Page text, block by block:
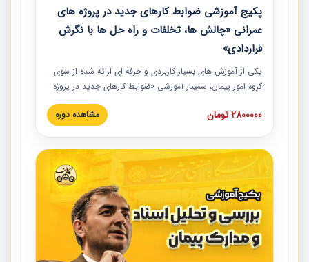
پکیج آموزشی ضوابط کارهای جدید در پروژه های
عمرانی «چالش ها، تخلفات و راه حل ها با نگرش
قراردادی»
یکی از آموزش‏‏‏‏‏‏ های بسیار کاربردی و حرفه‏ ای ارائه شده از سوی
گروه امور پیمان، سمینار آموزشی «ضوابط کارهای جدید در پروژه
های عمرانی» چالش ها، تخلفات و راه حل ها با نگرش قراردادی
است که در محل سندیکای شرکت های ساختمانی کشور ارائه شد.
مدارک پیمان به همراه تجربیات عملی ارائه شده است.
2800000 تومان مشاهده دوره